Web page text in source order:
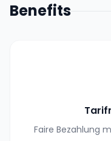
Benefits
Faire Bezahlung